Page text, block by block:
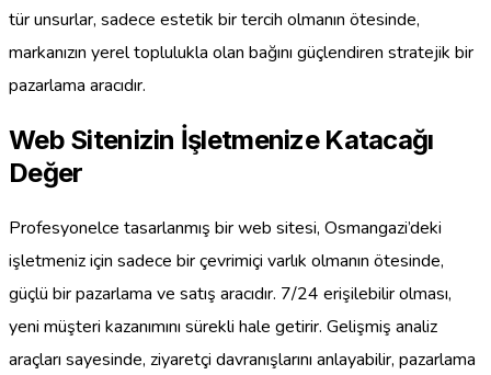
tür unsurlar, sadece estetik bir tercih olmanın ötesinde,
markanızın yerel toplulukla olan bağını güçlendiren stratejik bir
pazarlama aracıdır.
Web Sitenizin İşletmenize Katacağı
Değer
Profesyonelce tasarlanmış bir web sitesi, Osmangazi’deki
işletmeniz için sadece bir çevrimiçi varlık olmanın ötesinde,
güçlü bir pazarlama ve satış aracıdır. 7/24 erişilebilir olması,
yeni müşteri kazanımını sürekli hale getirir. Gelişmiş analiz
araçları sayesinde, ziyaretçi davranışlarını anlayabilir, pazarlama